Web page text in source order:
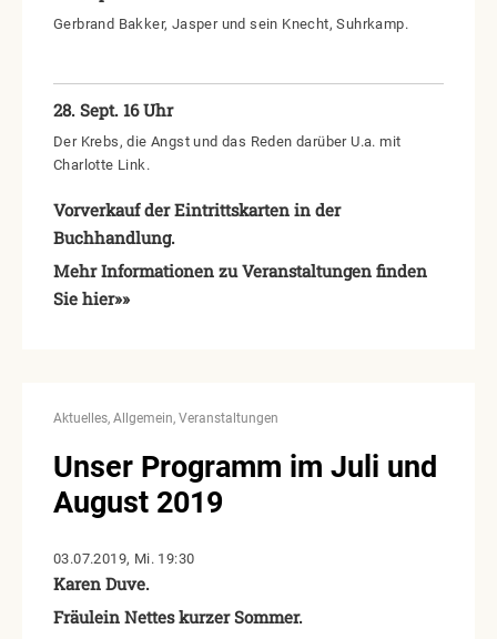
Gerbrand Bakker, Jasper und sein Knecht, Suhrkamp.
28. Sept. 16 Uhr
Der Krebs, die Angst und das Reden darüber U.a. mit
Charlotte Link.
Vorverkauf der Eintrittskarten in der
Buchhandlung.
Mehr Informationen zu Veranstaltungen finden
Sie hier»»
Aktuelles Allgemein Veranstaltungen
Unser Programm im Juli und
August 2019
03.07.2019, Mi. 19:30
Karen Duve.
Fräulein Nettes kurzer Sommer.